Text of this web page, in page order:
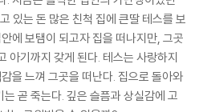
있는 돈 많은 친척 집에 큰딸 테스를 보
에 보탬이 되고자 집을 떠나지만, 그곳
아기까지 갖게 된다. 테스는 사랑하지
을 느껴 그곳을 떠난다. 집으로 돌아와
곧 죽는다. 깊은 슬픔과 상실감에 고